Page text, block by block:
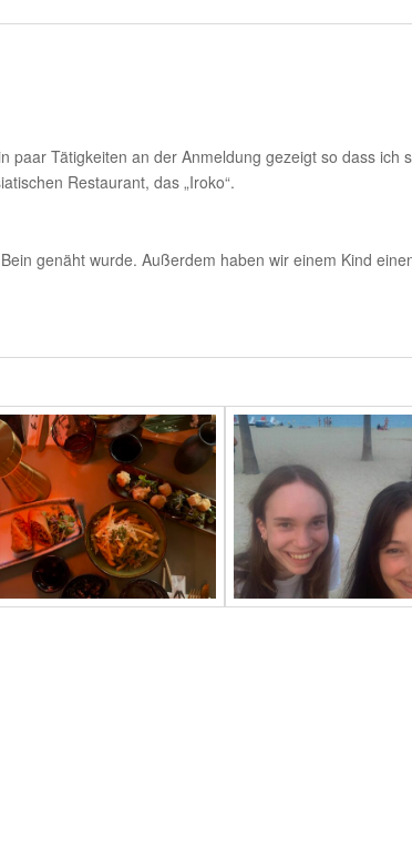
Tätig­keiten an der Anmel­dung gezeigt so dass ich
Restau­rant, das „Iroko“.
genäht wurde. Außerdem haben wir einem Kind